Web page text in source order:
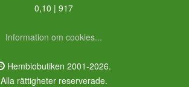
0,10 | 917
Information om cookies...
Hembiobutiken 2001-2026.
Alla rättigheter reserverade.